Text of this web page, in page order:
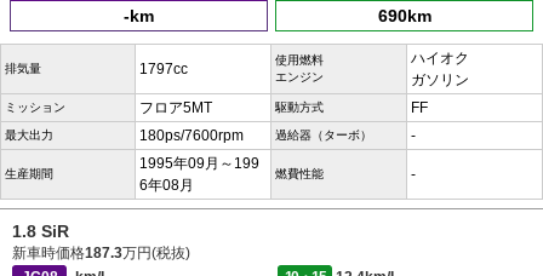
-km 690km
排気量 1797cc
使用燃料
エンジン
ハイオク
ガソリン
ミッション フロア5MT 駆動方式 FF
最大出力 180ps/7600rpm 過給器（ターボ） -
生産期間
1995年09月～199
6年08月
燃費性能 -
1.8 SiR
新車時価格187.3万円(税抜)